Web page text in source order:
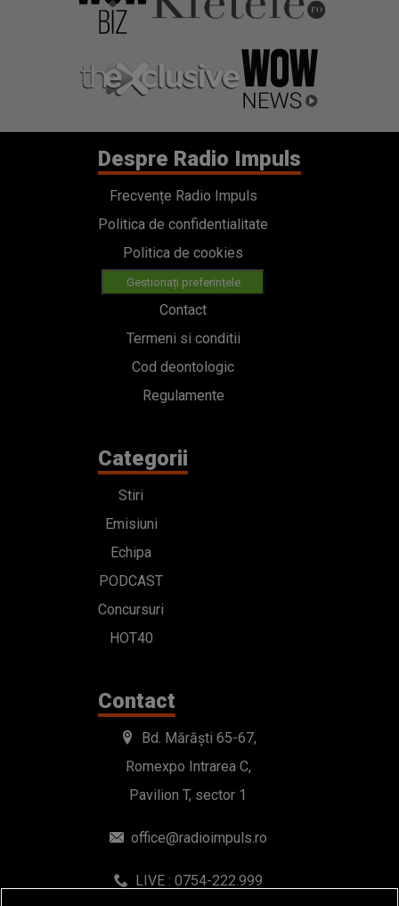
Despre Radio Impuls
Frecvențe Radio Impuls
Politica de confidentialitate
Politica de cookies
Gestionați preferințele
Contact
Termeni si conditii
Cod deontologic
Regulamente
Categorii
Stiri
Emisiuni
Echipa
PODCAST
Concursuri
HOT40
Contact
Bd. Mărăști 65-67,
Romexpo Intrarea C,
Pavilion T, sector 1
office@radioimpuls.ro
LIVE : 0754-222.999